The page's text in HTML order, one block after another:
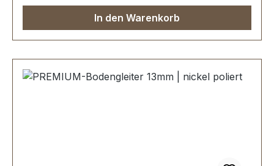
Beschläge der Serie EV-PREMIUM werden
kundenspezifisch galvanisiert, endmontiert und
poliert.KEIN UMTAUSCH ODER RÜCKGABE
(Täschner/Sattler) wird empfohlen.-
Lieferumfang:1 Stück Bodengleiter1 Stück
In den Warenkorb